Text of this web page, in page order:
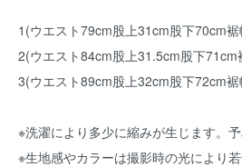
1(ウエスト79cm股上31cm股下70cm
2(ウエスト84cm股上31.5cm股下71cm
3(ウエスト89cm股上32cm股下72cm
※洗濯により多少に縮みが生じます。予
※生地感やカラーは撮影時の光により